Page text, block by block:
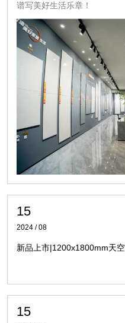
谱写美好生活乐章！
15
2024 / 08
15